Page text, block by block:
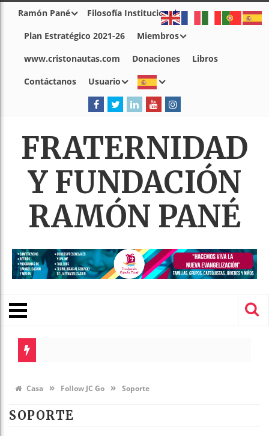
Ramón Pané
Filosofía Institucional
Plan Estratégico 2021-26
Miembros
www.cristonautas.com
Donaciones
Libros
Contáctanos
Usuario
FRATERNIDAD
Y FUNDACIÓN
RAMÓN PANÉ
Casa » Follow JC Go » Soporte
SOPORTE